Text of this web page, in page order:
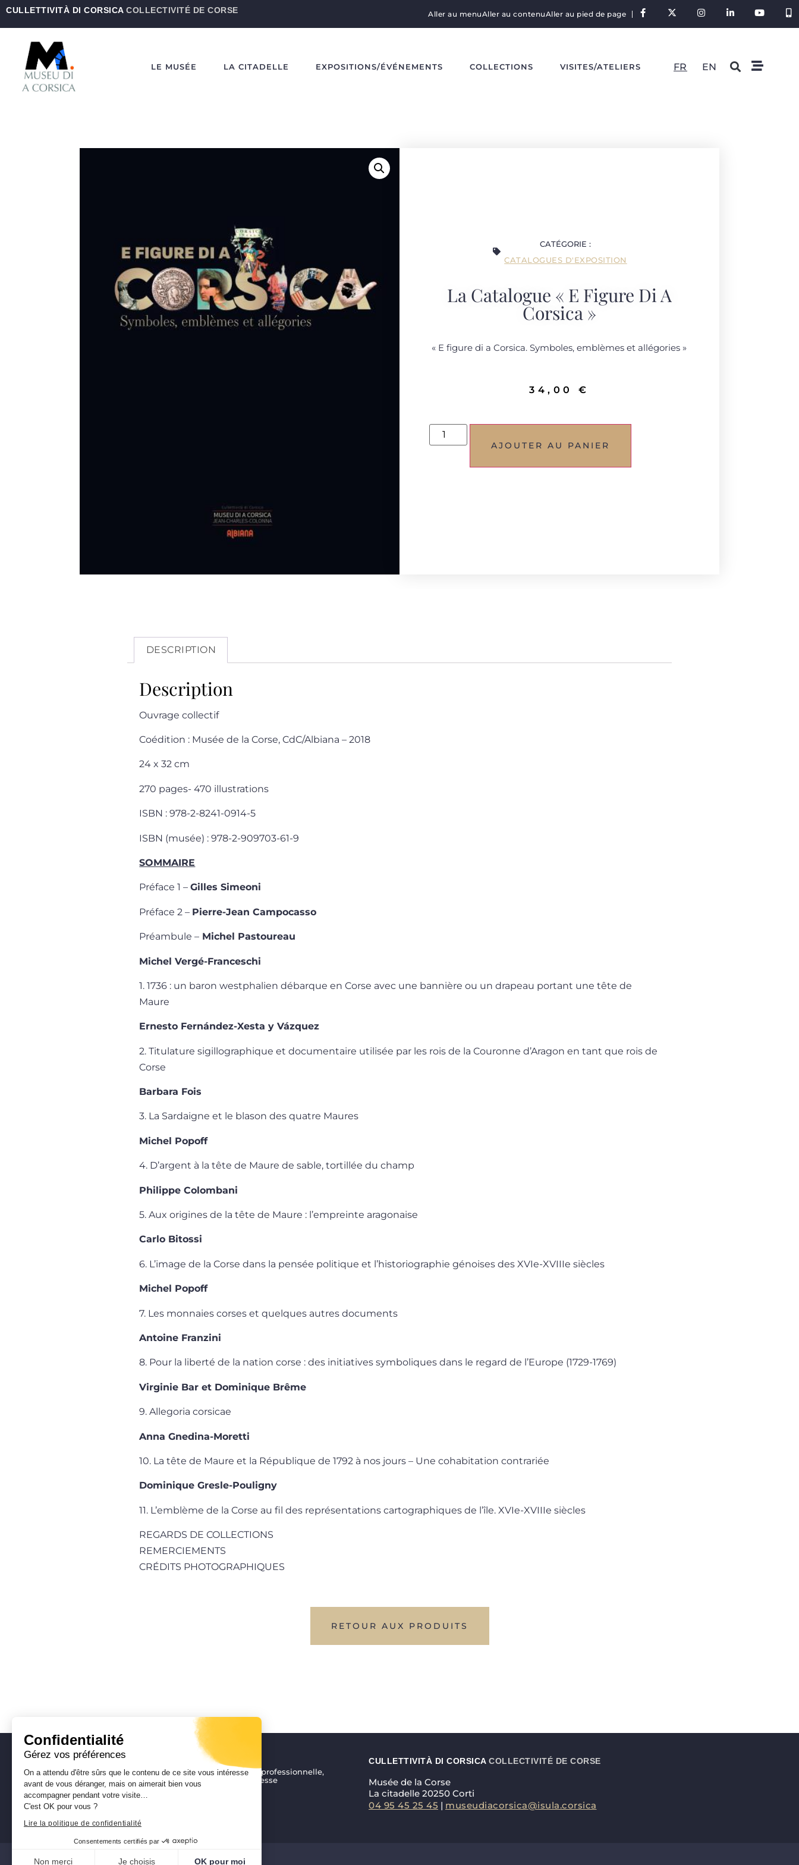
Confidentialité
Gérez vos préférences
On a attendu d'être sûrs que le contenu de ce site vous intéresse
avant de vous déranger, mais on aimerait bien vous
accompagner pendant votre visite…
C'est OK pour vous ?
Lire la politique de confidentialité
Consentements certifiés par
Non merci Je choisis OK pour moi
CULLETTIVITÀ DI CORSICA COLLECTIVITÉ DE CORSE Aller au menuAller au contenuAller au pied de page
LE MUSÉE LA CITADELLE EXPOSITIONS/ÉVÉNEMENTS COLLECTIONS VISITES/ATELIERS FR EN
CATÉGORIE :
CATALOGUES D'EXPOSITION
La Catalogue « E Figure Di A
Corsica »
« E figure di a Corsica. Symboles, emblèmes et allégories »
34,00 €
AJOUTER AU PANIER
DESCRIPTION
Description
Ouvrage collectif
Coédition : Musée de la Corse, CdC/Albiana – 2018
24 x 32 cm
270 pages- 470 illustrations
ISBN : 978-2-8241-0914-5
ISBN (musée) : 978-2-909703-61-9
SOMMAIRE
Préface 1 –Gilles Simeoni
Préface 2 – Pierre-Jean Campocasso
Préambule – Michel Pastoureau
Michel Vergé-Franceschi
1. 1736 : un baron westphalien débarque en Corse avec une bannière ou un drapeau portant une tête de
Maure
Ernesto Fernández-Xesta y Vázquez
2. Titulature sigillographique et documentaire utilisée par les rois de la Couronne d’Aragon en tant que rois de
Corse
Barbara Fois
3. La Sardaigne et le blason des quatre Maures
Michel Popoff
4. D’argent à la tête de Maure de sable, tortillée du champ
Philippe Colombani
5. Aux origines de la tête de Maure : l’empreinte aragonaise
Carlo Bitossi
6. L’image de la Corse dans la pensée politique et l’historiographie génoises des XVIe-XVIIIe siècles
Michel Popoff
7. Les monnaies corses et quelques autres documents
Antoine Franzini
8. Pour la liberté de la nation corse : des initiatives symboliques dans le regard de l’Europe (1729-1769)
Virginie Bar et Dominique Brême
9. Allegoria corsicae
Anna Gnedina-Moretti
10. La tête de Maure et la République de 1792 à nos jours – Une cohabitation contrariée
Dominique Gresle-Pouligny
11. L’emblème de la Corse au fil des représentations cartographiques de l’île. XVIe-XVIIIe siècles
REGARDS DE COLLECTIONS
REMERCIEMENTS
CRÉDITS PHOTOGRAPHIQUES
RETOUR AUX PRODUITS
DGA Enseignement, Formation professionnelle,
Patrimoine, Culture, Sport, Jeunesse
Direction du Patrimoine
CULLETTIVITÀ DI CORSICA COLLECTIVITÉ DE CORSE
Musée de la Corse
La citadelle 20250 Corti
04 95 45 25 45 | museudiacorsica@isula.corsica